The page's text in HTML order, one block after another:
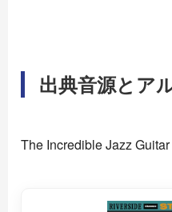
出典音源とア
The Incredible Jazz